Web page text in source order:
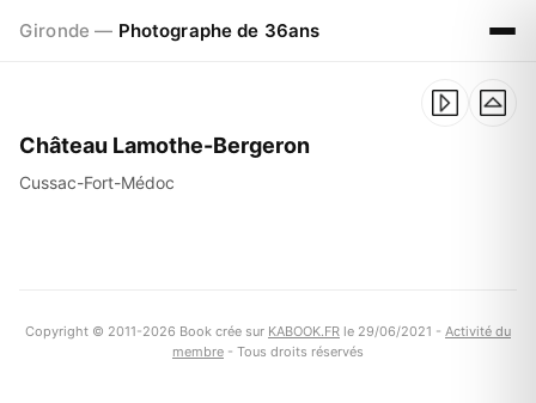
Gironde — Photographe de 36ans
Château Lamothe-Bergeron
Cussac-Fort-Médoc
Copyright © 2011-2026 Book crée sur KABOOK.FR le 29/06/2021 - Activité du
membre - Tous droits réservés